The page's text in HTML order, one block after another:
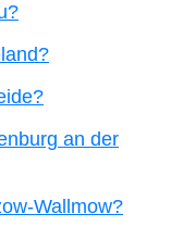
an der
Wallmow?